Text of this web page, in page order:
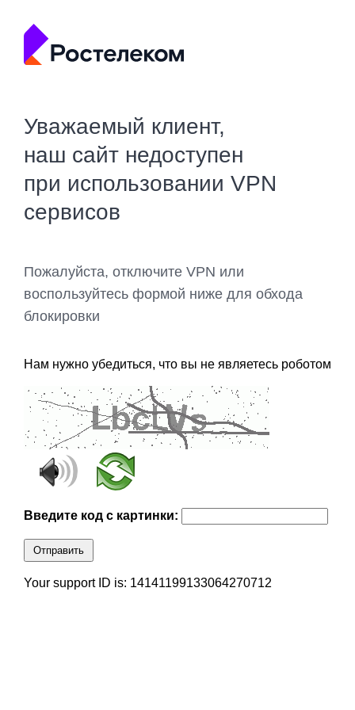
Уважаемый клиент,
наш сайт недоступен
при использовании VPN
сервисов
Пожалуйста, отключите VPN или
воспользуйтесь формой ниже для обхода
блокировки
Нам нужно убедиться, что вы не являетесь роботом
Введите код с картинки:
Отправить
Your support ID is: 14141199133064270712